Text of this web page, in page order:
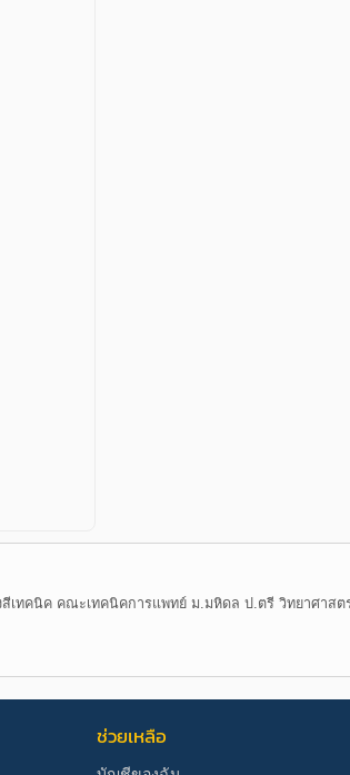
คนิค คณะเทคนิคการแพทย์ ม.มหิดล ป.ตรี วิทยาศาส
ช่วยเหลือ